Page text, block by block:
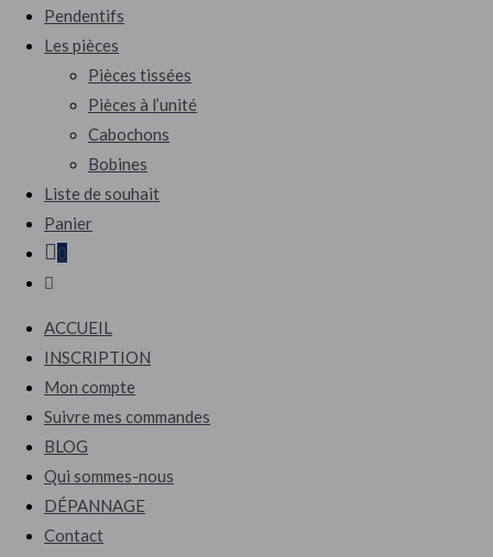
Pendentifs
Les pièces
Pièces tissées
Pièces à l’unité
Cabochons
Bobines
Liste de souhait
Panier
0
Toggle
search
ACCUEIL
INSCRIPTION
Mon compte
Suivre mes commandes
BLOG
Qui sommes-nous
DÉPANNAGE
Contact